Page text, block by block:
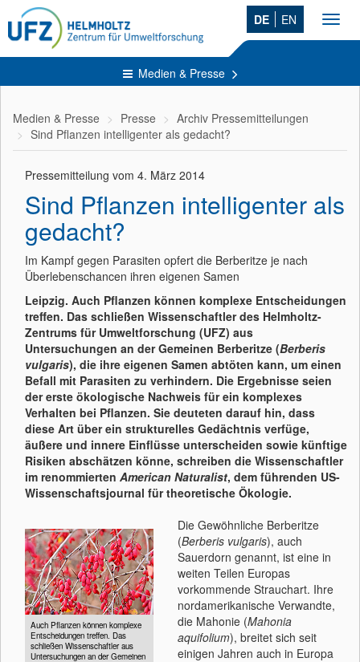
DE EN
Medien & Presse
Medien & Presse Presse
Archiv Pressemitteilungen
Sind Pflanzen intelligenter als gedacht?
Pressemitteilung vom 4. März 2014
Sind Pflanzen intelligenter als
gedacht?
Im Kampf gegen Parasiten opfert die Berberitze je nach
Überlebenschancen ihren eigenen Samen
Leipzig. Auch Pflanzen können komplexe Entscheidungen
treffen. Das schließen Wissenschaftler des Helmholtz-
Zentrums für Umweltforschung (UFZ) aus
Untersuchungen an der Gemeinen Berberitze (Berberis
vulgaris), die ihre eigenen Samen abtöten kann, um einen
Befall mit Parasiten zu verhindern. Die Ergebnisse seien
der erste ökologische Nachweis für ein komplexes
Verhalten bei Pflanzen. Sie deuteten darauf hin, dass
diese Art über ein strukturelles Gedächtnis verfüge,
äußere und innere Einflüsse unterscheiden sowie künftige
Risiken abschätzen könne, schreiben die Wissenschaftler
im renommierten American Naturalist, dem führenden US-
Wissenschaftsjournal für theoretische Ökologie.
Auch Pflanzen können komplexe
Entscheidungen treffen. Das
schließen Wissenschaftler aus
Untersuchungen an der Gemeinen
Die Gewöhnliche Berberitze
(Berberis vulgaris), auch
Sauerdorn genannt, ist eine in
weiten Teilen Europas
vorkommende Strauchart. Ihre
nordamerikanische Verwandte,
die Mahonie (Mahonia
aquifolium), breitet sich seit
einigen Jahren auch in Europa